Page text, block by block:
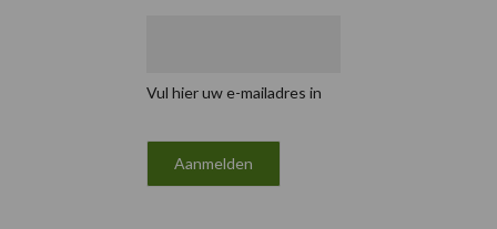
Vul hier uw e-mailadres in